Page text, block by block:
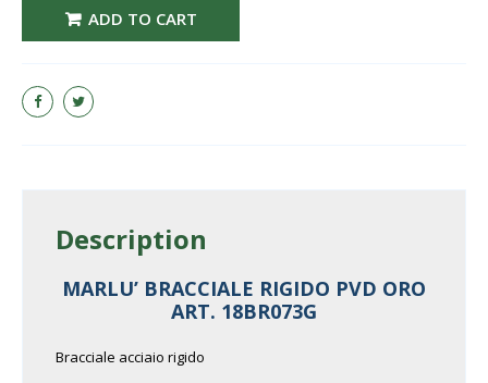
ADD TO CART
Description
MARLU’ BRACCIALE RIGIDO PVD ORO
ART. 18BR073G
Bracciale acciaio rigido